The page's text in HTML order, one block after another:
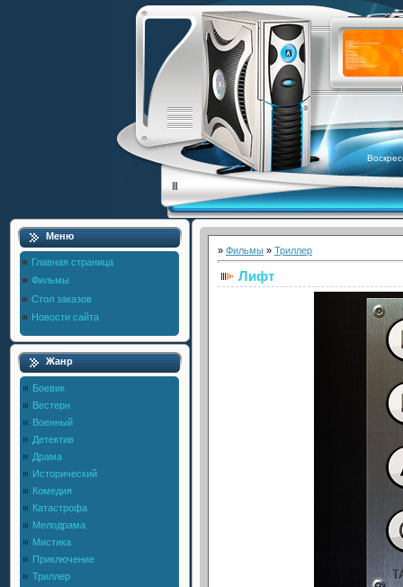
Меню
Главная страница
Фильмы
Стол заказов
Новости сайта
Жанр
Боевик
Вестерн
Военный
Детектив
Драма
Исторический
Комедия
Катастрофа
Мелодрама
Мистика
Приключение
Триллер
» Фильмы » Триллер
Лифт